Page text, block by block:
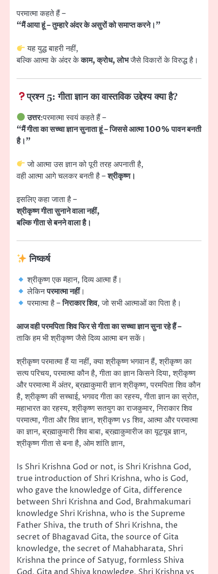
परमात्मा कहते हैं –
“मैं आया हूं – तुम्हारे अंदर के असुरों को समाप्त करने।”
यह युद्ध बाहरी नहीं,
बल्कि आत्मा के अंदर केकाम, क्रोध, लोभजैसे विकारों के विरुद्ध है।
प्रश्न 5: गीता ज्ञान का वास्तविक उद्देश्य क्या है?
उत्तर:परमात्मा स्वयं कहते हैं –
“मैं गीता का सच्चा ज्ञान सुनाता हूं – जिससे आत्मा 100% पावन बनती
है।”
जो आत्मा उस ज्ञान को पूरी तरह अपनाती है,
वही आत्मा आगे चलकर बनती है –श्रीकृष्ण।
इसलिए कहा जाता है –
श्रीकृष्ण गीता सुनाने वाला नहीं,
बल्कि गीता से बनने वाला है।
निष्कर्ष
श्रीकृष्ण एक महान, दिव्य आत्मा हैं।
लेकिनपरमात्मा नहीं।
परमात्मा है –निराकार शिव, जो सभी आत्माओं का पिता है।
आज वही परमपिता शिव फिर से गीता का सच्चा ज्ञान सुना रहे हैं –
ताकि हम भी श्रीकृष्ण जैसे दिव्य आत्मा बन सकें।
श्रीकृष्ण परमात्मा हैं या नहीं, क्या श्रीकृष्ण भगवान हैं, श्रीकृष्ण का
सत्य परिचय, परमात्मा कौन है, गीता का ज्ञान किसने दिया, श्रीकृष्ण
और परमात्मा में अंतर, ब्रह्माकुमारी ज्ञान श्रीकृष्ण, परमपिता शिव कौन
है, श्रीकृष्ण की सच्चाई, भगवद गीता का रहस्य, गीता ज्ञान का स्रोत,
महाभारत का रहस्य, श्रीकृष्ण सतयुग का राजकुमार, निराकार शिव
परमात्मा, गीता और शिव ज्ञान, श्रीकृष्ण vs शिव, आत्मा और परमात्मा
का ज्ञान, ब्रह्माकुमारी शिव बाबा, ब्रह्माकुमारीज का यूट्यूब ज्ञान,
श्रीकृष्ण गीता से बना है, ओम शांति ज्ञान,
Is Shri Krishna God or not, is Shri Krishna God,
true introduction of Shri Krishna, who is God,
who gave the knowledge of Gita, difference
between Shri Krishna and God, Brahmakumari
knowledge Shri Krishna, who is the Supreme
Father Shiva, the truth of Shri Krishna, the
secret of Bhagavad Gita, the source of Gita
knowledge, the secret of Mahabharata, Shri
Krishna the prince of Satyug, formless Shiva